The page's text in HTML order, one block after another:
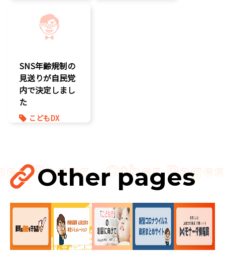
命を守る
子育て支援拡
将来不安
SNS年齢規制の
見送りが自民党
内で決定しまし
た
こどもDX
表現規制
Other pages